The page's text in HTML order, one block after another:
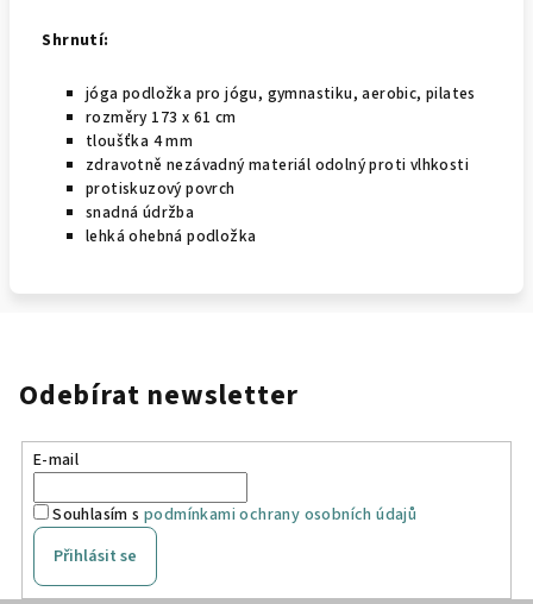
Shrnutí:
jóga podložka pro jógu, gymnastiku, aerobic, pilates
rozměry 173 x 61 cm
tloušťka 4 mm
zdravotně nezávadný materiál odolný proti vlhkosti
protiskuzový povrch
snadná údržba
lehká ohebná podložka
Odebírat newsletter
E-mail
Souhlasím s podmínkami ochrany osobních údajů
Přihlásit se